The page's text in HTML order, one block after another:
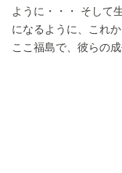
ように・・・ そして
になるように、これ
ここ福島で、彼らの